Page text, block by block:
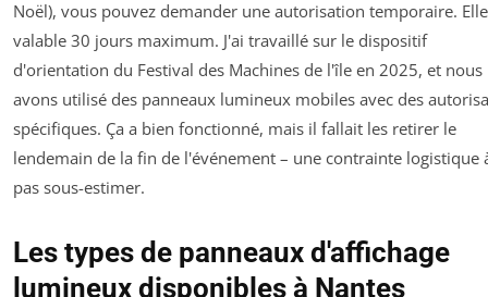
Noël), vous pouvez demander une autorisation temporaire.
valable 30 jours maximum. J'ai travaillé sur le dispositif
d'orientation du Festival des Machines de l'île en 2025, et nous
avons utilisé des panneaux lumineux mobiles avec des
spécifiques. Ça a bien fonctionné, mais il fallait les retirer le
lendemain de la fin de l'événement – une contrainte logistique
pas sous-estimer.
Les types de panneaux d'affichage
lumineux disponibles à Nantes